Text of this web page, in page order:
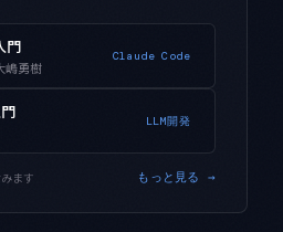
門
嶋勇樹
Claude Code
LLM開発
ます もっと見る →